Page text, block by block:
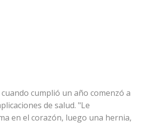
cumplió un año comenzó a
de salud. "Le
en el corazón, luego una hernia,